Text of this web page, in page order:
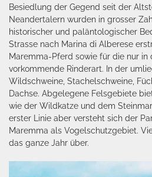
Besiedlung der Gegend seit der
Neandertalern wurden in grosser
historischer und paläntologischer
Strasse nach Marina di Alberese
Maremma-Pferd sowie für die nur in
vorkommende Rinderart. In der
Wildschweine, Stachelschweine,
Dachse. Abgelegene Felsgebiete
wie der Wildkatze und dem
erster Linie aber versteht sich der
Maremma als Vogelschutzgebiet.
das ganze Jahr über.